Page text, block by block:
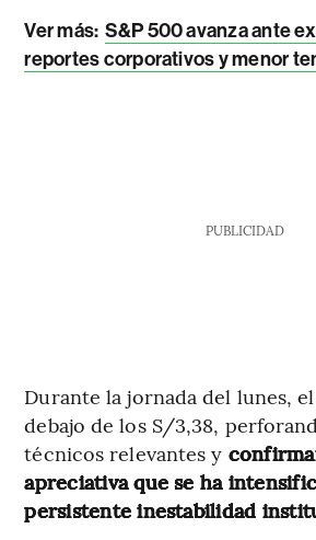
Ver más: S&P 500 avanza ante
reportes corporativos y menor
PUBLICIDAD
Durante la jornada del lunes,
debajo de los S/3,38,
técnicos relevantes y
apreciativa que se ha
persistente inestabilidad